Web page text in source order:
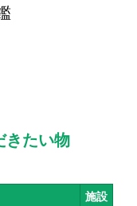
きたい物
施設